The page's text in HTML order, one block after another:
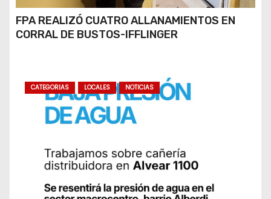
FPA REALIZÓ CUATRO ALLANAMIENTOS EN
CORRAL DE BUSTOS-IFFLINGER
CATEGORIAS LOCALES NOTICIAS